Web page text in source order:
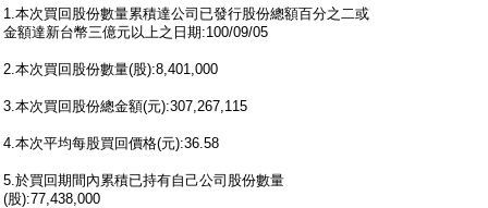
1.本次買回股份數量累積達公司已發行股份總額百分之二或
金額達新台幣三億元以上之日期:100/09/05
2.本次買回股份數量(股):8,401,000
3.本次買回股份總金額(元):307,267,115
4.本次平均每股買回價格(元):36.58
5.於買回期間內累積已持有自己公司股份數量
(股):77,438,000